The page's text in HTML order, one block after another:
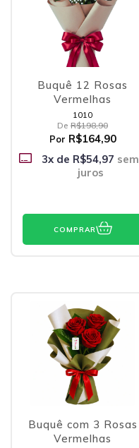
Buquê 12 Rosas
Vermelhas
1010
De R$198,90
Por R$164,90
3x de R$54,97 sem
juros
COMPRAR
Buquê com 3 Rosas
Vermelhas